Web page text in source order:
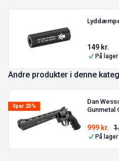
149 kr.
På lager
Andre produkter i denne
Spar 25%
Dan
Gunmetal
999 kr.
På lager